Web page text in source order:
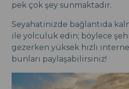
pek çok şey sunmaktadır.
Seyahatinizde bağlantıda
ile yolculuk edin; böylece
gezerken yüksek hızlı
bunları paylaşabilirsiniz!